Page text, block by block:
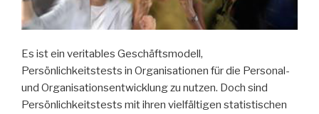
Es ist ein veritables Geschäftsmodell,
Persönlichkeitstests in Organisationen für die Personal-
und Organisationsentwicklung zu nutzen. Doch sind
Persönlichkeitstests mit ihren vielfältigen statistischen